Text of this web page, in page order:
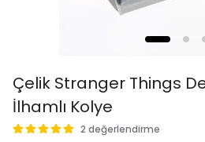
Çelik Stranger Things
İlhamlı Kolye
2 değerlendirme